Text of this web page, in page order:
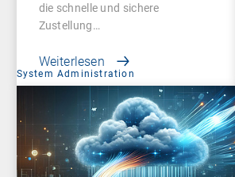
die schnelle und sichere
Zustellung…
Weiterlesen
System Administration